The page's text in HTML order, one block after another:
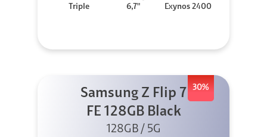
Triple
6,7"
Exynos 2400
30%
Samsung Z Flip 7
FE 128GB Black
128GB / 5G